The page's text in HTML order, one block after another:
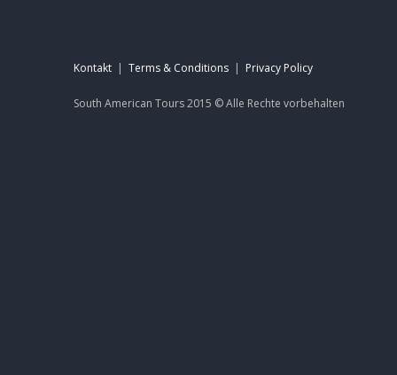
Kontakt | Terms & Conditions | Privacy Policy
South American Tours 2015 ©Alle Rechte vorbehalten